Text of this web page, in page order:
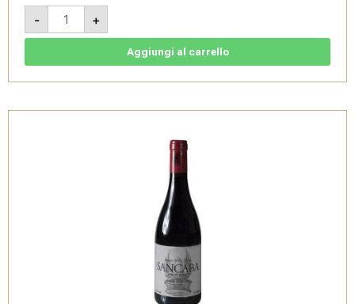
-
Sancaba
Pinot
Nero
2022
-
L-
+
Aggiungi al carrello